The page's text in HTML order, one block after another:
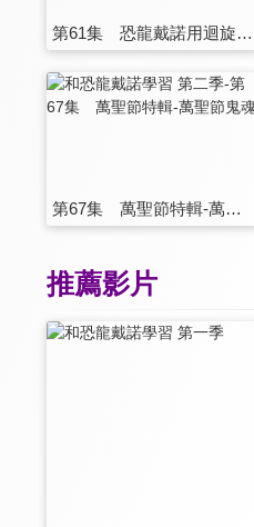
第61集 恐龍戴諾用迴旋鏢和氣球學習數位和顏色
第67集 萬聖節特輯-萬聖節鬼魂
推薦影片